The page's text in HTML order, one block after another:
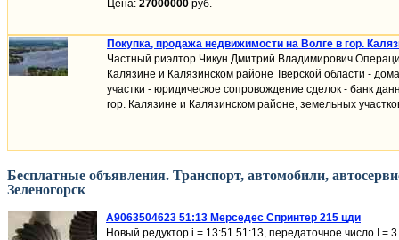
Цена: 27000000 руб.
Покупка, продажа недвижимости на Волге в гор.
Частный риэлтор Чикун Дмитрий Владимирович
Калязине и Калязинском районе Тверской области -
участки - юридическое сопровождение сделок - банк
гор. Калязине и Калязинском районе, земельных
Бесплатные объявления. Транспорт, автомобили,
Зеленогорск
A9063504623 51:13 Мерседес Спринтер 215 цди
Новый редуктор i = 13:51 51:13, передаточное число I =